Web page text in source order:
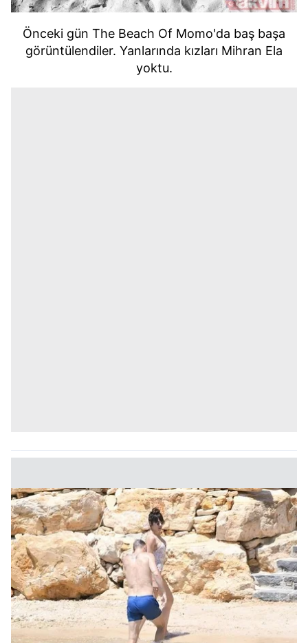
Önceki gün The Beach Of Momo'da baş başa
görüntülendiler. Yanlarında kızları Mihran Ela
yoktu.